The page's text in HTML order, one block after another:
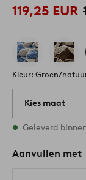
119,25 EUR
Kleur: Groen/
Kies maat
Alle maten zijn
Geleverd
Aanvullen met